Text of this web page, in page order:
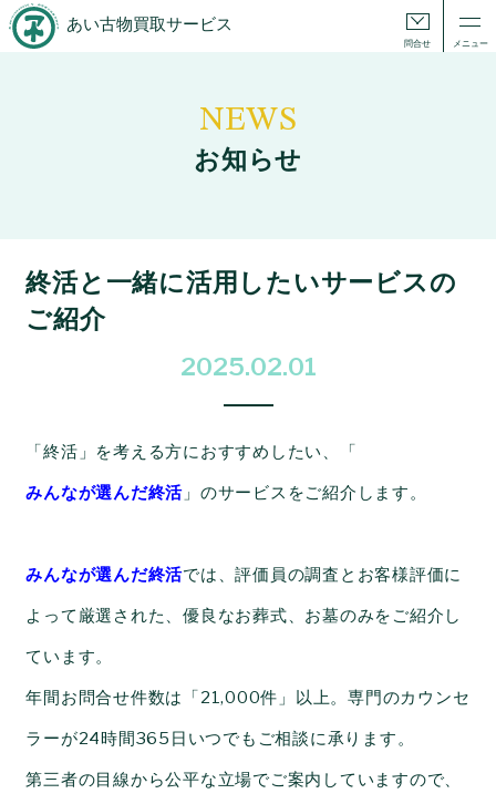
あい古物買取サービス
問合せ メニュー
NEWS
お知らせ
終活と一緒に活用したいサービスの
ご紹介
2025.02.01
「終活」を考える方におすすめしたい、「
みんなが選んだ終活 」のサービスをご紹介します。
みんなが選んだ終活では、評価員の調査とお客様評価に
よって厳選された、優良なお葬式、お墓のみをご紹介し
ています。
年間お問合せ件数は「21,000件」以上。専門のカウンセ
ラーが24時間365日いつでもご相談に承ります。
第三者の目線から公平な立場でご案内していますので、